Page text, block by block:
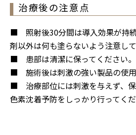
治療後の注意点
■ 照射後30分間は導入効果が持
剤以外は何も塗らないよう注意して
■ 患部は清潔に保ってください。
■ 施術後は刺激の強い製品の使用
■ 治療部位には刺激を与えず、保
色素沈着予防をしっかり行ってくだ